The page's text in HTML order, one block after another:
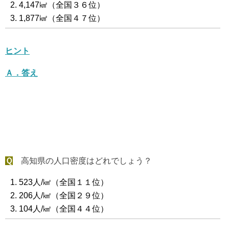
4,147㎢（全国３６位）
1,877㎢（全国４７位）
ヒント
Ａ．答え
Ｑ 高知県の人口密度はどれでしょう？
523人/㎢（全国１１位）
206人/㎢（全国２９位）
104人/㎢（全国４４位）